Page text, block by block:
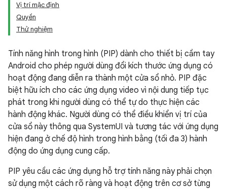
Vị trí mặc định
Quyền
Thử nghiệm
Tính năng hình trong hình (PIP) dành cho thiết bị cầm tay
Android cho phép người dùng đổi kích thước ứng dụng có
hoạt động đang diễn ra thành một cửa sổ nhỏ. PIP đặc
biệt hữu ích cho các ứng dụng video vì nội dung tiếp tục
phát trong khi người dùng có thể tự do thực hiện các
hành động khác. Người dùng có thể điều khiển vị trí của
cửa sổ này thông qua SystemUI và tương tác với ứng dụng
hiện đang ở chế độ hình trong hình bằng (tối đa 3) hành
động do ứng dụng cung cấp.
PIP yêu cầu các ứng dụng hỗ trợ tính năng này phải chọn
sử dụng một cách rõ ràng và hoạt động trên cơ sở từng